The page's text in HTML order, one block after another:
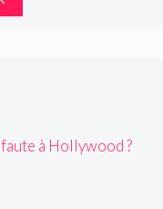
faute à Hollywood ?